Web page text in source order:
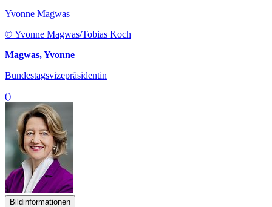
Yvonne Magwas
© Yvonne Magwas/Tobias Koch
Magwas, Yvonne
Bundestagsvizepräsidentin
()
Bildinformationen